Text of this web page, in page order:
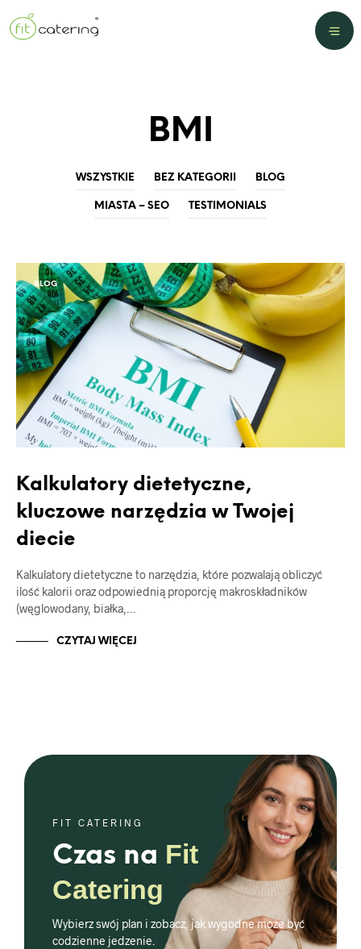
BMI
WSZYSTKIE BEZ KATEGORII BLOG
MIASTA – SEO TESTIMONIALS
BLOG
Kalkulatory dietetyczne,
kluczowe narzędzia w Twojej
diecie
Kalkulatory dietetyczne to narzędzia, które pozwalają obliczyć
ilość kalorii oraz odpowiednią proporcję makroskładników
(węglowodany, białka,…
CZYTAJ WIĘCEJ
FIT CATERING
Czas na Fit
Catering
Wybierz swój plan i zobacz, jak wygodne może być
codzienne jedzenie.